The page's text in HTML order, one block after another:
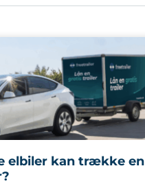
elbiler kan trække en